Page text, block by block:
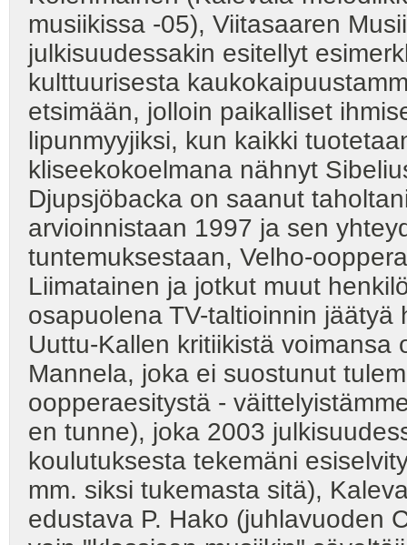
musiikissa -05), Viitasaaren
julkisuudessakin esitellyt
kulttuurisesta
etsimään, jolloin paikalliset
lipunmyyjiksi, kun kaikki
kliseekokoelmana nähnyt
Djupsjöbacka on saanut
arvioinnistaan 1997 ja sen
tuntemuksestaan, Velho-
Liimatainen ja jotkut muut
osapuolena TV-taltioinnin
Uuttu-Kallen kritiikistä
Mannela, joka ei suostunut
oopperaesitystä -
en tunne), joka 2003
koulutuksesta tekemäni
mm. siksi tukemasta sitä),
edustava P. Hako (juhlavuoden